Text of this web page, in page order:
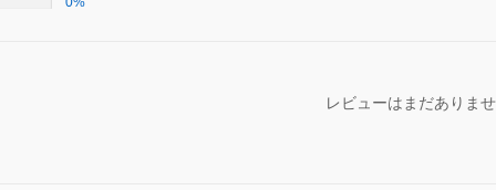
レビューはまだありま